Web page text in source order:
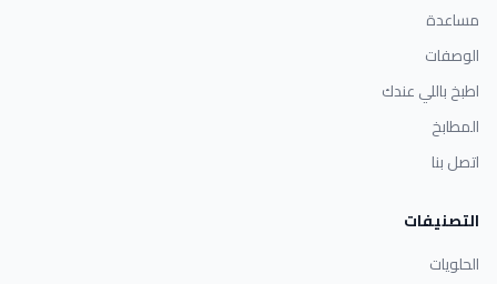
مساعدة
الوصفات
اطبخ باللي عندك
المطابخ
اتصل بنا
التصنيفات
الحلويات